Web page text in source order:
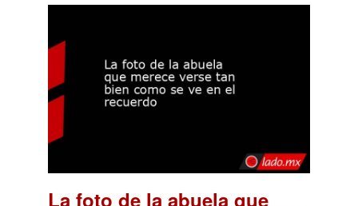
La foto de la abuela que